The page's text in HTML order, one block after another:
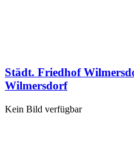
Städt. Friedhof
Wilmersdorf
Kein Bild verfügbar